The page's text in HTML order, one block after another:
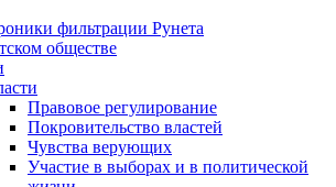
фильтрации Рунета
обществе
Правовое регулирование
Покровительство властей
Чувства верующих
Участие в выборах и в политической